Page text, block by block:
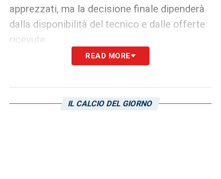
apprezzati, ma la decisione finale dipenderà
dalla disponibilità del tecnico e dalle offerte
ricevute.
READ MORE
IL CALCIO DEL GIORNO